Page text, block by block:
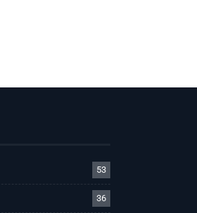
53
36